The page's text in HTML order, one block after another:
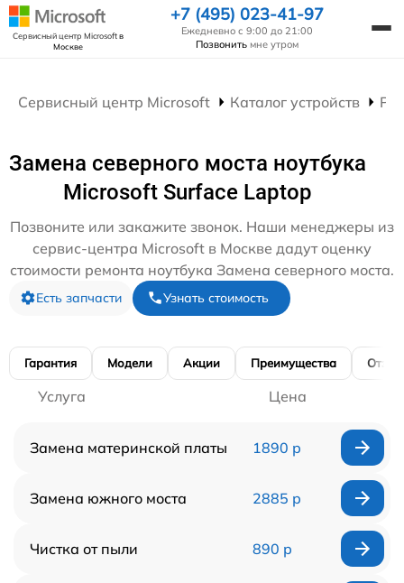
Сервисный центр Microsoftв
Москве
+7 (495) 023-41-97
Ежедневно с 9:00 до 21:00
Позвонить мне утром
Сервисный центр Microsoft Каталог устройств
Замена северного моста ноутбука
Microsoft Surface Laptop
Позвоните или закажите звонок. Наши менеджеры из
сервис-центра Microsoft в Москве дадут оценку
стоимости ремонта ноутбука Замена северного моста.
Есть запчасти Узнать стоимость
Гарантия Модели Акции Преимущества
Услуга Цена
Замена материнской платы 1890 р
Замена южного моста 2885 р
Чистка от пыли 890 р